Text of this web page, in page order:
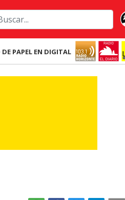
DE PAPEL EN DIGITAL